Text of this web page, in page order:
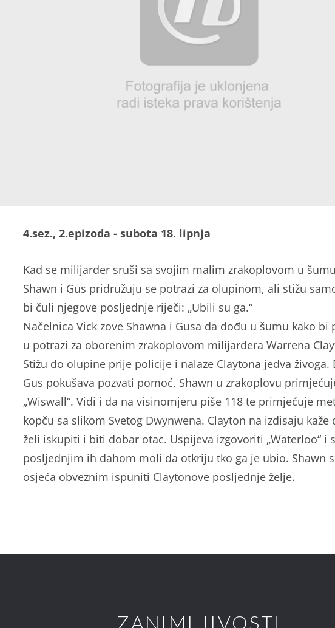
4.sez., 2.epizoda - subota 18. lipnja
Kad se milijarder sruši sa svojim malim zrakoplovom u
Shawn i Gus pridružuju se potrazi za olupinom, ali stižu
bi čuli njegove posljednje riječi: „Ubili su ga.“
Načelnica Vick zove Shawna i Gusa da dođu u šumu kako bi
u potrazi za oborenim zrakoplovom milijardera Warrena
Stižu do olupine prije policije i nalaze Claytona jedva živoga.
Gus pokušava pozvati pomoć, Shawn u zrakoplovu
„Wiswall“. Vidi i da na visinomjeru piše 118 te primjećuje
kopču sa slikom Svetog Dwynwena. Clayton na izdisaju kaže
želi iskupiti i biti dobar otac. Uspijeva izgovoriti „Waterloo“ i s
posljednjim ih dahom moli da otkriju tko ga je ubio. Shawn
osjeća obveznim ispuniti Claytonove posljednje želje.